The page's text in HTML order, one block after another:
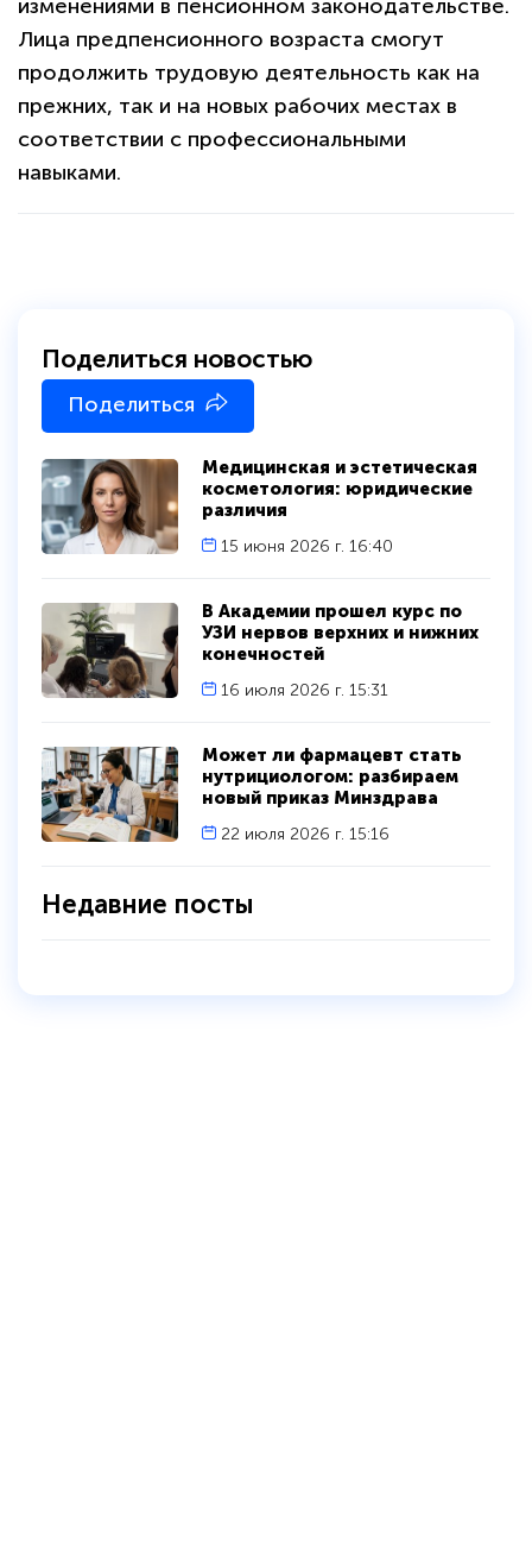
конфиденциальности сайта
изменениями в пенсионном законодательстве.
Лица предпенсионного возраста смогут
продолжить трудовую деятельность как на
прежних, так и на новых рабочих местах в
соответствии с профессиональными
навыками.
Недавние посты
Может ли фармацевт стать
нутрициологом: разбираем
новый приказ Минздрава
22 июля 2026 г. 15:16
В Академии прошел курс по
УЗИ нервов верхних и нижних
конечностей
16 июля 2026 г. 15:31
Медицинская и эстетическая
косметология: юридические
различия
15 июня 2026 г. 16:40
Поделиться новостью
Поделиться